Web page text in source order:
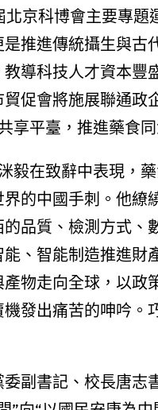
京科博會主要專題
推進傳統攝生與古
導科技人才資本豐
促會將施展聯通政
享平臺，推進藥食
毅在致辭中表現，
的中國手刺。他繚
品質、檢測方式、
、智能制造推進財
物走向全球，以政
發出痛苦的呻吟。
副書記、校長唐志